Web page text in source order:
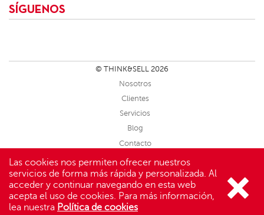
SÍGUENOS
© THINK&SELL 2026
Nosotros
Clientes
Servicios
Blog
Contacto
Sitemap
Aviso Legal
Facebook
Linkedin
TwitterSlideshare
Las cookies nos permiten ofrecer nuestros
servicios de forma más rápida y personalizada. Al
acceder y continuar navegando en esta web
acepta el uso de cookies. Para más información,
lea nuestra Política de cookies